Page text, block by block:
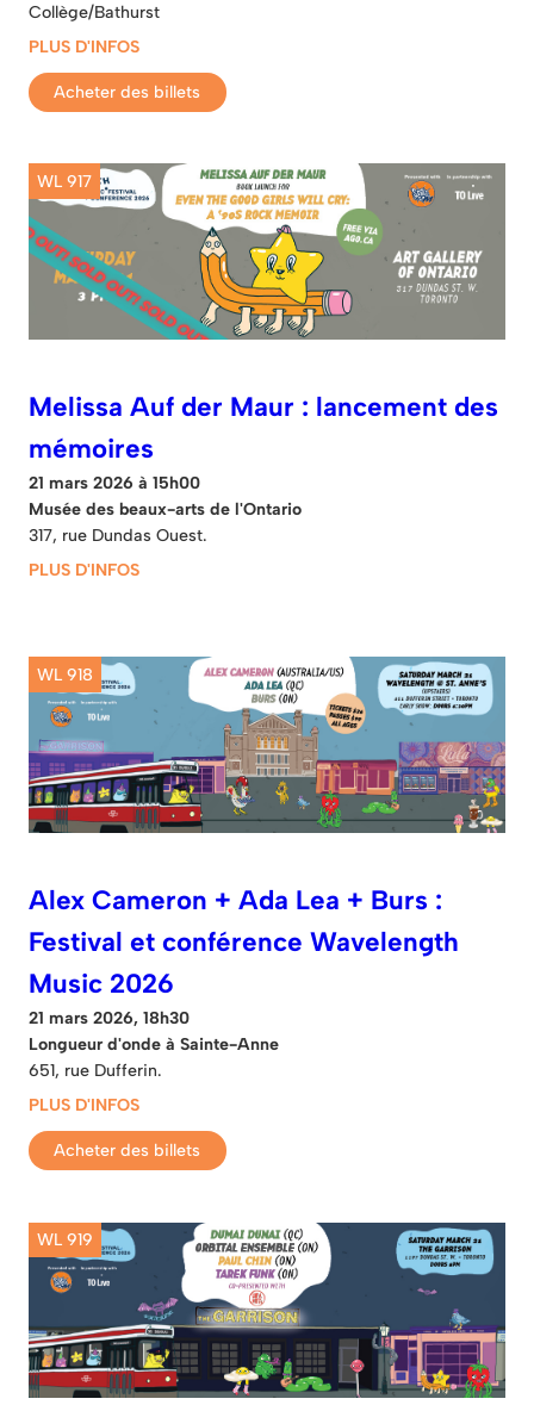
Collège/Bathurst
PLUS D'INFOS
Acheter des billets
WL 917
Melissa Auf der Maur : lancement des
mémoires
21 mars 2026 à 15h00
Musée des beaux-arts de l'Ontario
317, rue Dundas Ouest.
PLUS D'INFOS
WL 918
Alex Cameron + Ada Lea + Burs :
Festival et conférence Wavelength
Music 2026
21 mars 2026, 18h30
Longueur d'onde à Sainte-Anne
651, rue Dufferin.
PLUS D'INFOS
Acheter des billets
WL 919